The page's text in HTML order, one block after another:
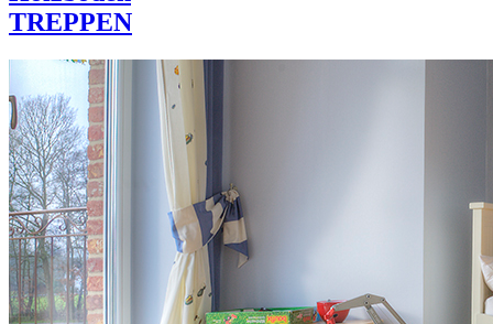
TREPPEN